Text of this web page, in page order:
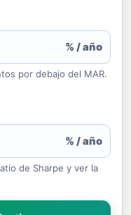
% / año
por debajo del MAR.
% / año
de Sharpe y ver la